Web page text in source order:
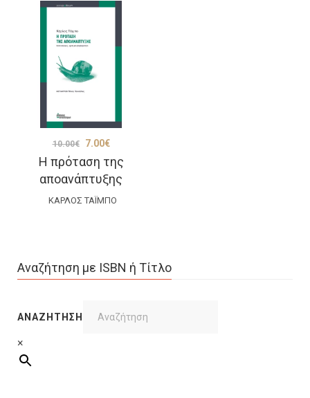
Η πρόταση της
αποανάπτυξης
10.00€
Original
price
was:
10.00€.
7.00€Η
τρέχουσα
τιμή
είναι:
ΚΆΡΛΟΣ ΤΆΙΜΠΟ
Αναζήτηση με ISBN ή Τίτλο
ΑΝΑΖΉΤΗΣΗ
×